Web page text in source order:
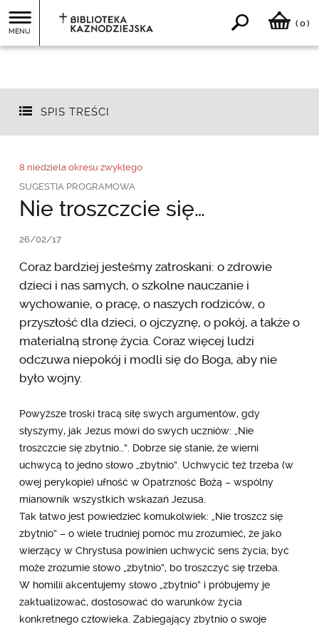
MENU
( 0)
SPIS TREŚCI
8 niedziela okresu zwykłego
SUGESTIA PROGRAMOWA
Nie troszczcie się…
26/02/17
Coraz bardziej jesteśmy zatroskani: o zdrowie
dzieci i nas samych, o szkolne nauczanie i
wychowanie, o pracę, o naszych rodziców, o
przyszłość dla dzieci, o ojczyznę, o pokój, a także o
materialną stronę życia. Coraz więcej ludzi
odczuwa niepokój i modli się do Boga, aby nie
było wojny.
Powyższe troski tracą siłę swych argumentów, gdy
słyszymy, jak Jezus mówi do swych uczniów: „Nie
troszczcie się zbytnio…”. Dobrze się stanie, że wierni
uchwycą to jedno słowo „zbytnio”. Uchwycić też trzeba (w
owej perykopie) ufność w Opatrzność Bożą – wspólny
mianownik wszystkich wskazań Jezusa.
Tak łatwo jest powiedzieć komukolwiek: „Nie troszcz się
zbytnio” – o wiele trudniej pomóc mu zrozumieć, że jako
wierzący w Chrystusa powinien uchwycić sens życia; być
może zrozumie słowo „zbytnio”, bo troszczyć się trzeba.
W homilii akcentujemy słowo „zbytnio” i próbujemy je
zaktualizować, dostosować do warunków życia
konkretnego człowieka. Zabiegający zbytnio o swoje